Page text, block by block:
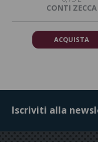
CONTI ZECCA
ACQUISTA
Iscriviti alla